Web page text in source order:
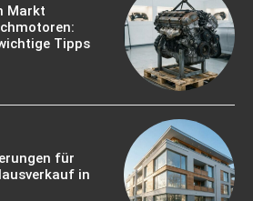
Markt
Tipps
für
in